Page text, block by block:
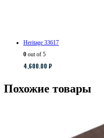
Heritage 33617
0 out of 5
4,600.00 ₽
Похожие товары